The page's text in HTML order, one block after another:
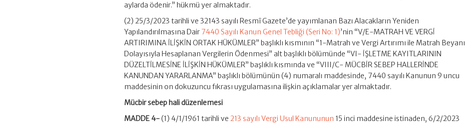
aylarda ödenir.” hükmü yer almaktadır.
(2) 25/3/2023 tarihli ve 32143 sayılı Resmî Gazete’de yayımlanan Bazı Alacakların Yeniden
Yapılandırılmasına Dair 7440 Sayılı Kanun Genel Tebliği (Seri No: 1)’nin “V/E-MATRAH VE VERGİ
ARTIRIMINA İLİŞKİN ORTAK HÜKÜMLER” başlıklı kısmının “1-Matrah ve Vergi Artırımı ile Matrah Beyanı
Dolayısıyla Hesaplanan Vergilerin Ödenmesi” alt başlıklı bölümünde “VI- İŞLETME KAYITLARININ
DÜZELTİLMESİNE İLİŞKİN HÜKÜMLER” başlıklı kısmında ve “VIII/C- MÜCBİR SEBEP HALLERİNDE
KANUNDAN YARARLANMA” başlıklı bölümünün (4) numaralı maddesinde, 7440 sayılı Kanunun 9 uncu
maddesinin on dokuzuncu fıkrası uygulamasına ilişkin açıklamalar yer almaktadır.
Mücbir sebep hali düzenlemesi
MADDE 4-(1) 4/1/1961 tarihli ve213 sayılı Vergi Usul Kanununun 15 inci maddesine istinaden, 6/2/2023